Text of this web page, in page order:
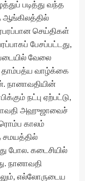
படித்து வந்த
ஆங்கிலத்தில்
செய்திகள்
பேசப்பட்டது,
வேலை
தாம்பத்ய வாழ்க்கை
நானாவதியின்
நட்பு ஏற்பட்டு,
அஹுஜாவைச்
ரொம்ப காலம்
சமயத்தில்
போல. கடைசியில்
நானாவதி
எல்லோருடைய